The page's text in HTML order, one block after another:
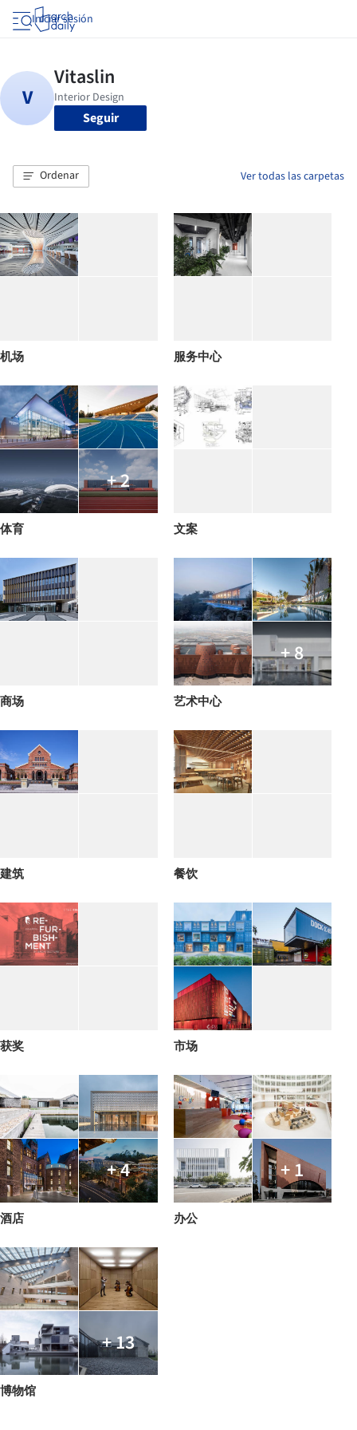
Iniciar sesión
Seguir
Ordenar Ver todas las carpetas
机场 服务中心
+ 2
体育 文案
商场
+ 8
艺术中心
建筑 餐饮
获奖 市场
+ 4
酒店
+ 1
办公
+ 13
博物馆